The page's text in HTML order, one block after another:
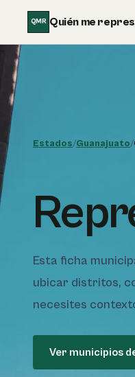
QMR Quién me
Estados/Guanajuato/
Esta ficha
ubicar distritos,
necesites
Ver municipios